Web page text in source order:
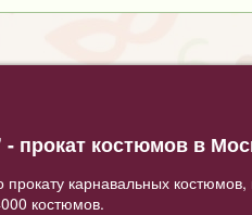
прокат костюмов в
карнавальных
костюмов.